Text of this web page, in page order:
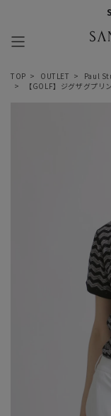
TOP OUTLET Paul
【GOLF】ジグザグプ